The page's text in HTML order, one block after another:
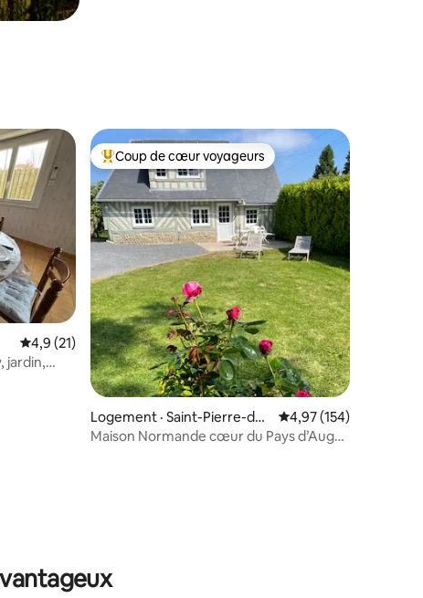
Note moyenne de 4,9 sur 5, 21 commentaires
4,9 (21)
jardin,
Coup de cœur voyageurs parmi les plus aimés
Coup de cœur voyageurs
Logement · Saint-Pierre-des
-Ifs
Note moyenne de
4,97 (154)
Maison Normande cœur du Pays d’Auge !